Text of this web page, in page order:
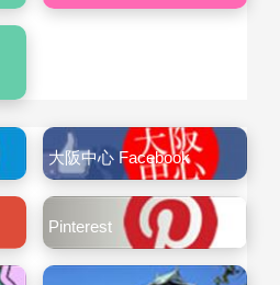
大阪中心 Facebook
Pinterest